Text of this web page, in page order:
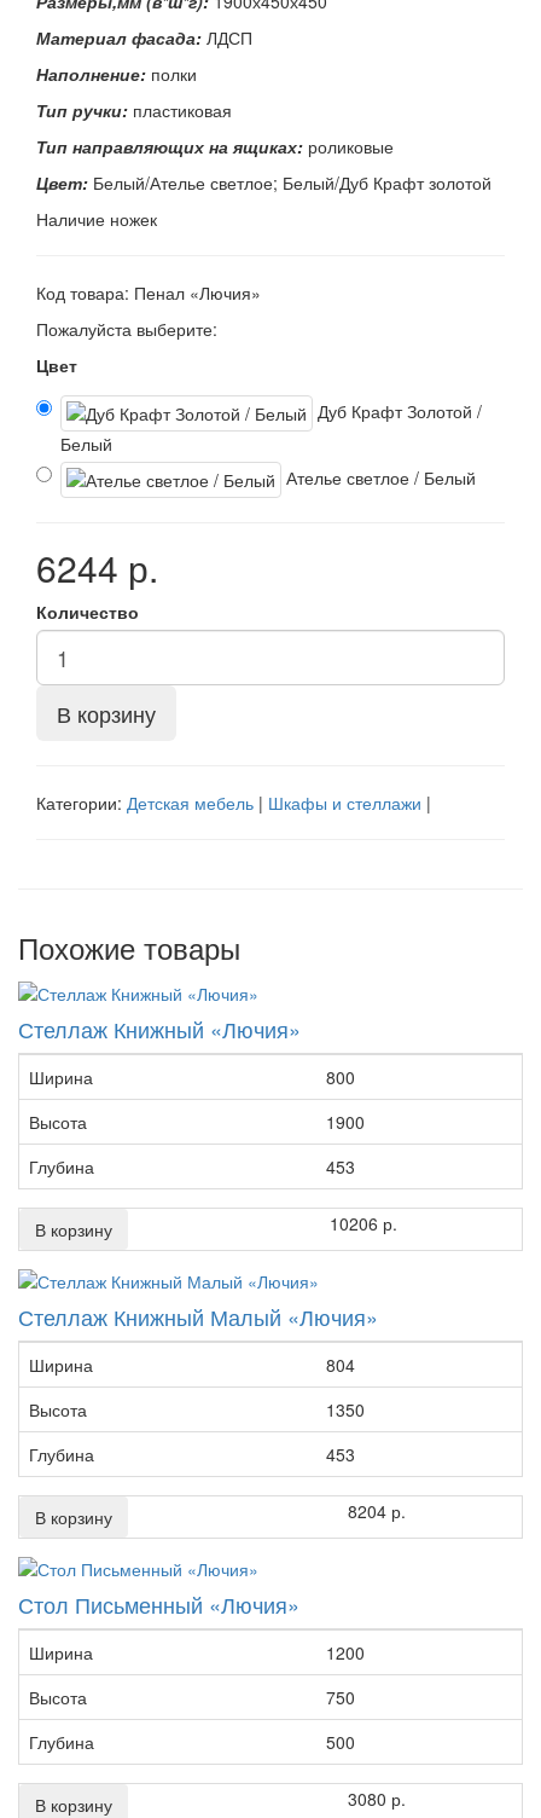
Материал фасада: ЛДСП
Наполнение: полки
Тип ручки: пластиковая
Тип направляющих на ящиках: роликовые
Цвет: Белый/Ателье светлое; Белый/Дуб Крафт золотой
Наличие ножек
Код товара: Пенал «Лючия»
Пожалуйста выберите:
Цвет
Дуб Крафт Золотой /
Белый
Ателье светлое / Белый
6244 р.
Количество
В корзину
Категории: Детская мебель | Шкафы и стеллажи |
Похожие товары
Стеллаж Книжный «Лючия»
Ширина
800
Высота
1900
Глубина
453
В корзину 10206 р.
Стеллаж Книжный Малый «Лючия»
Ширина
804
Высота
1350
Глубина
453
В корзину 8204 р.
Стол Письменный «Лючия»
Ширина
1200
Высота
750
Глубина
500
В корзину 3080 р.